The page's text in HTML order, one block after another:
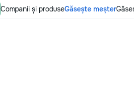
Companii și produseGăsește meșter